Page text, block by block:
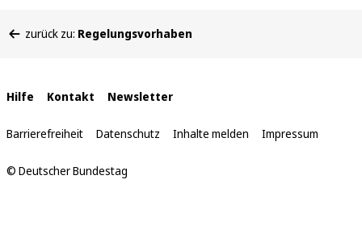
befinden
zurück zu: Regelungsvorhaben
Interne
Links
Hilfe Kontakt Newsletter
Barrierefreiheit Datenschutz Inhalte melden Impressum
© Deutscher Bundestag